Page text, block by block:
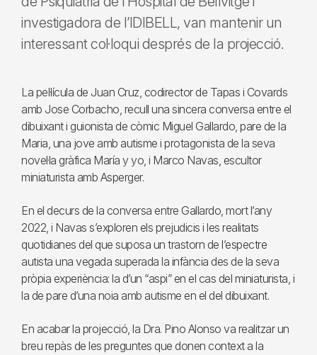
investigadora de l’IDIBELL, van mantenir un
interessant col·loqui després de la projecció.
La pel·lícula de Juan Cruz, codirector de Tapas i Covards
amb Jose Corbacho, recull una sincera conversa entre el
dibuixant i guionista de còmic Miguel Gallardo, pare de la
Maria, una jove amb autisme i protagonista de la seva
novel·la gràfica María y yo, i Marco Navas, escultor
miniaturista amb Asperger.
En el decurs de la conversa entre Gallardo, mort l’any
2022, i Navas s’exploren els prejudicis i les realitats
quotidianes del que suposa un trastorn de l’espectre
autista una vegada superada la infància des de la seva
pròpia experiència: la d’un “aspi” en el cas del miniaturista, i
la de pare d’una noia amb autisme en el del dibuixant.
En acabar la projecció, la Dra. Pino Alonso va realitzar un
breu repàs de les preguntes que donen context a la